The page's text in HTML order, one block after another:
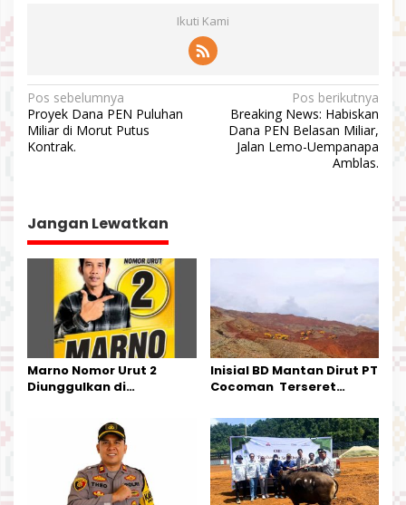
Ikuti Kami
N
a
v
a
s
s
Pos sebelumnya
Proyek Dana PEN Puluhan
Miliar di Morut Putus
Kontrak.
Pos berikutnya
Breaking News: Habiskan
Dana PEN Belasan Miliar,
Jalan Lemo-Uempanapa
Amblas.
Jangan Lewatkan
Marno Nomor Urut 2
Diunggulkan di
Kesederhanaannya Jadi
Harapan Warga
Inisial BD Mantan Dirut PT
Cocoman Terseret
Tata Kelola Tambang
Kalimantan Barat